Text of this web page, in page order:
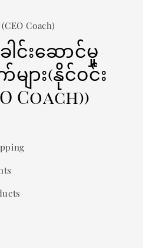
Coach)
ေါင်းဆောင်မှု
ျား(နိုင်ဝင်း
Coach))